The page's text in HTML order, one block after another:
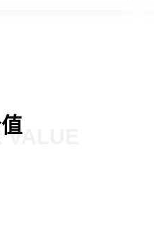
VALUE